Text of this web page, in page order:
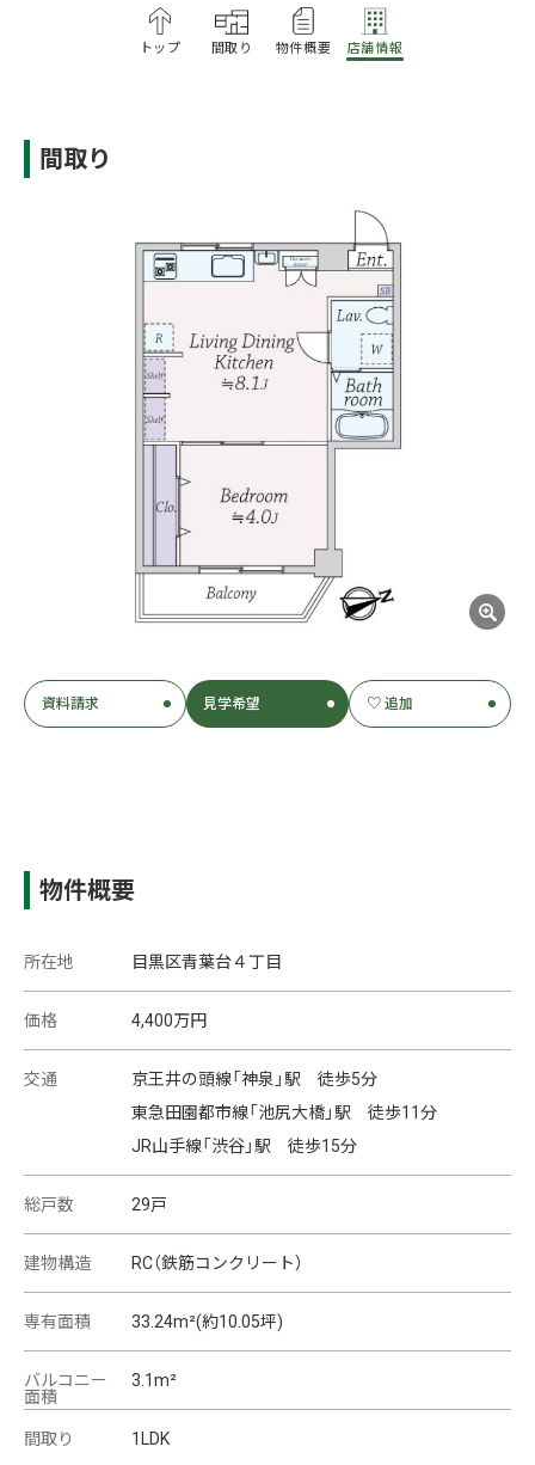
トップ 間取り 物件概要 店舗情報
間取り
資料請求 見学希望 ♡ 追加
物件概要
所在地 目黒区青葉台４丁目
価格 4,400万円
交通
京王井の頭線「神泉」駅 徒歩5分
東急田園都市線「池尻大橋」駅 徒歩11分
JR山手線「渋谷」駅 徒歩15分
総戸数 29戸
建物構造 RC（鉄筋コンクリート）
専有面積 33.24m²(約10.05坪)
バルコニー
面積
3.1m²
間取り 1LDK